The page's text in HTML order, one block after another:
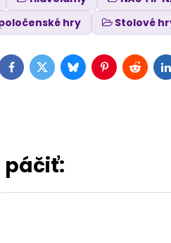
hry Stolové
Facebook
TwitterBlueskyPinterest
Reddit
páčiť: